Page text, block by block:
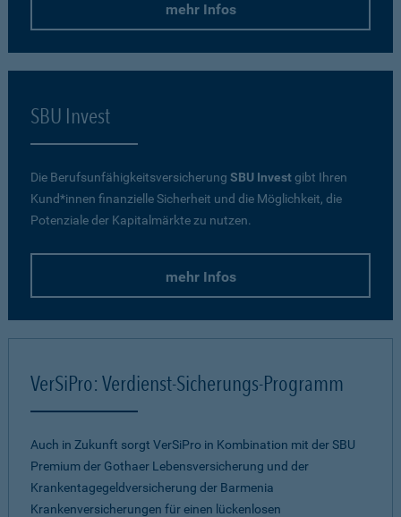
mehr Infos
SBU Invest
Die Berufsunfähigkeitsversicherung SBU Investgibt Ihren
Kund*innen finanzielle Sicherheit und die Möglichkeit, die
Potenziale der Kapitalmärkte zu nutzen.
mehr Infos
VerSiPro: Verdienst-Sicherungs-Programm
Auch in Zukunft sorgt VerSiPro in Kombination mit der SBU
Premium der Gothaer Lebensversicherung und der
Krankentagegeldversicherung der Barmenia
Krankenversicherungen für einen lückenlosen